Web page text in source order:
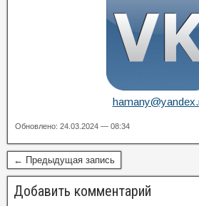
Обновлено: 24.03.2024 — 08:34
← Предыдущая запись
Добавить комментарий